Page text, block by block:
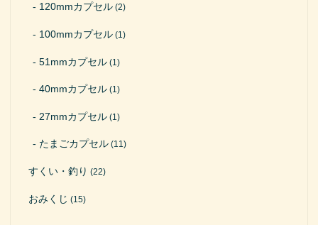
120mmカプセル(2)
100mmカプセル(1)
51mmカプセル(1)
40mmカプセル(1)
27mmカプセル(1)
たまごカプセル(11)
すくい・釣り (22)
おみくじ (15)